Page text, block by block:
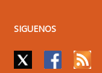
SIGUENOS